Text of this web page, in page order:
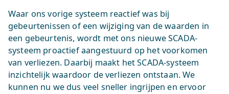
Waar ons vorige systeem reactief was bij
gebeurtenissen of een wijziging van de waarden in
een gebeurtenis, wordt met ons nieuwe SCADA-
systeem proactief aangestuurd op het voorkomen
van verliezen. Daarbij maakt het SCADA-systeem
inzichtelijk waardoor de verliezen ontstaan. We
kunnen nu we dus veel sneller ingrijpen en ervoor